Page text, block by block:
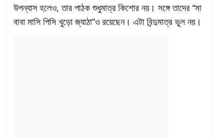
উপন্যাস হলেও, তার পাঠক শুধুমাত্র কিশোর নয়। সঙ্গে তাদের ‘‘মা
বাবা মাসি পিসি খুড়ো জ্যাঠা’’ও রয়েছেন। এটা বিন্দুমাত্র ভুল নয়।